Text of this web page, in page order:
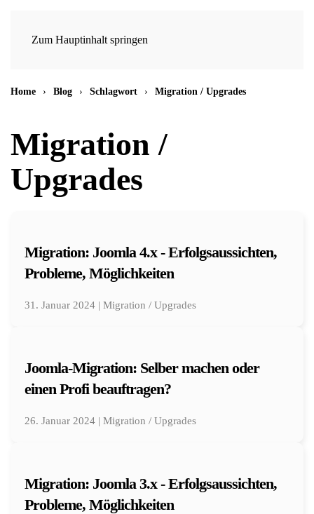
Zum Hauptinhalt springen
Home Blog Schlagwort Migration / Upgrades
Migration /
Upgrades
Migration: Joomla 4.x - Erfolgsaussichten,
Probleme, Möglichkeiten
31. Januar 2024 | Migration / Upgrades
Joomla-Migration: Selber machen oder
einen Profi beauftragen?
26. Januar 2024 | Migration / Upgrades
Migration: Joomla 3.x - Erfolgsaussichten,
Probleme, Möglichkeiten